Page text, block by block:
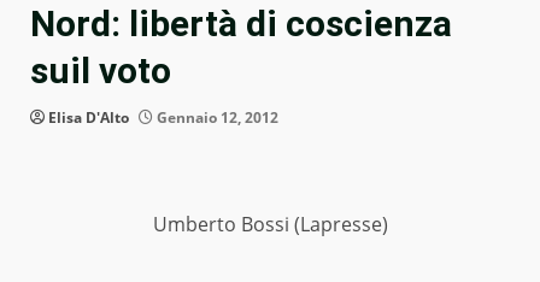
Nord: libertà di coscienza
suil voto
Elisa D'Alto Gennaio 12, 2012
Umberto Bossi (Lapresse)